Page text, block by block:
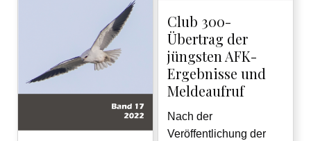
Club 300-
Übertrag der
jüngsten AFK-
Ergebnisse und
Meldeaufruf
Nach der
Veröffentlichung der